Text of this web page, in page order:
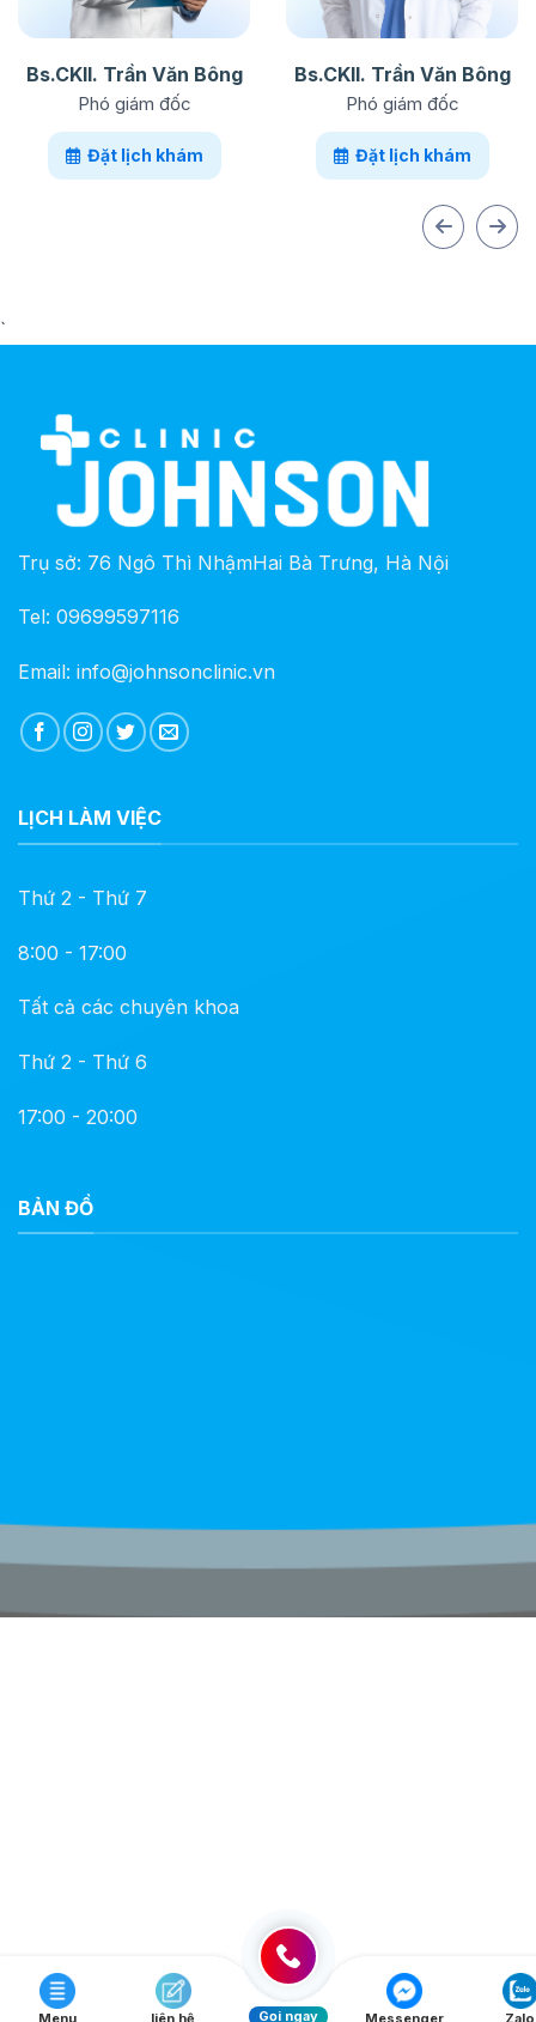
Bs.CKII. Trần Văn Bông
Phó giám đốc
Đặt lịch khám
Bs.CKII. Trần Văn Bông
Phó giám đốc
Đặt lịch khám
`
Trụ sở: 76 Ngô Thì NhậmHai Bà Trưng, Hà Nội
Tel: 09699597116
Email: info@johnsonclinic.vn
LỊCH LÀM VIỆC
Thứ 2 - Thứ 7
8:00 - 17:00
Tất cả các chuyên khoa
Thứ 2 - Thứ 6
17:00 - 20:00
BẢN ĐỒ
Menu liên hệ Gọi ngay Messenger Zalo